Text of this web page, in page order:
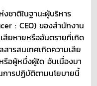
ชาติในฐานะผู้บริหาร
: CEO) ของสำนักงาน
สียหายหรืออันตรายที่เกิด
ารสนเทศเกิดความเสีย
อผู้หนึ่งผู้ใด อันเนื่องมา
ารปฏิบัติตามนโยบายนี้